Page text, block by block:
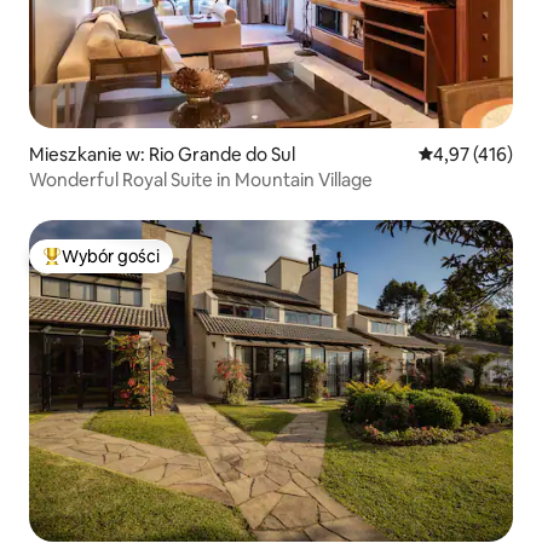
Mieszkanie w: Rio Grande do Sul Średnia
4,97 (416)
Wonderful Royal Suite in Mountain Village
Najpopularniejsze z kategorii Wybór gości
Wybór gości